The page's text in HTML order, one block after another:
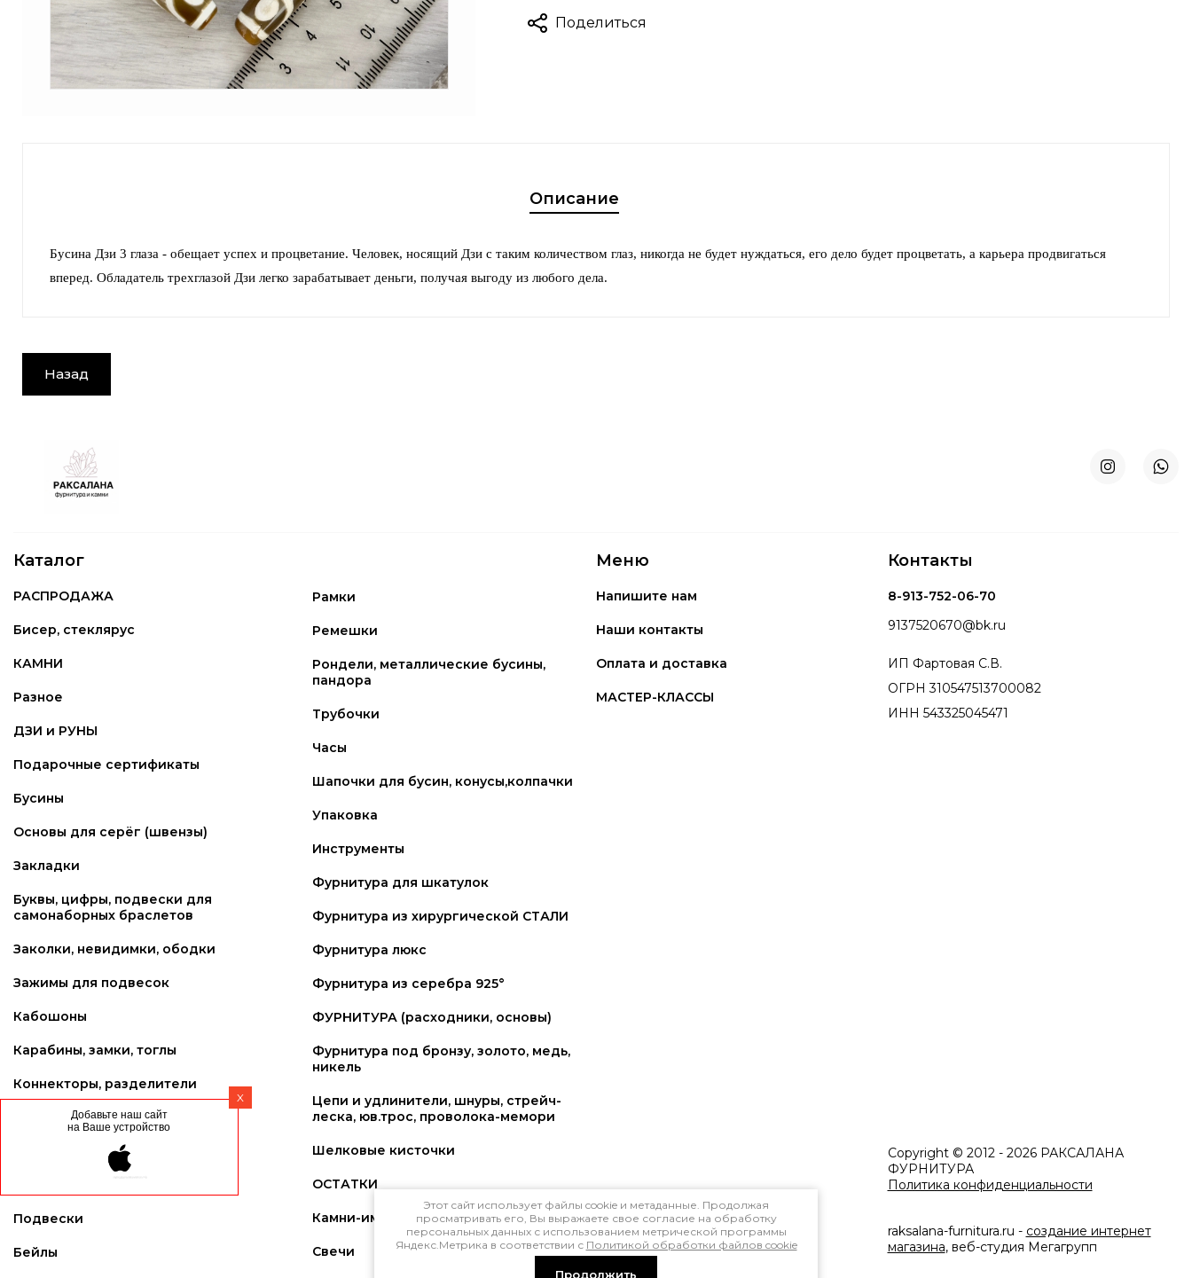
Поделиться
Описание
Бусина Дзи 3 глаза - обещает успех и процветание. Человек, носящий Дзи с таким количеством глаз, никогда не будет нуждаться, его дело будет процветать, а карьера продвигаться
вперед. Обладатель трехглазой Дзи легко зарабатывает деньги, получая выгоду из любого дела.
Назад
Каталог
РАСПРОДАЖА
Бисер, стеклярус
КАМНИ
Разное
ДЗИ и РУНЫ
Подарочные сертификаты
Бусины
Основы для серёг (швензы)
Закладки
Буквы, цифры, подвески для
самонаборных браслетов
Заколки, невидимки, ободки
Зажимы для подвесок
Кабошоны
Карабины, замки, тоглы
Коннекторы, разделители
Ленты. Кружево
Основы для брелков
Подвески
Бейлы
Рамки
Ремешки
Рондели, металлические бусины,
пандора
Трубочки
Часы
Шапочки для бусин, конусы,колпачки
Упаковка
Инструменты
Фурнитура для шкатулок
Фурнитура из хирургической СТАЛИ
Фурнитура люкс
Фурнитура из серебра 925°
ФУРНИТУРА (расходники, основы)
Фурнитура под бронзу, золото, медь,
никель
Цепи и удлинители, шнуры, стрейч-
леска, юв.трос, проволока-мемори
Шелковые кисточки
ОСТАТКИ
Камни-имитация (синтетические)
Свечи
Меню
Напишите нам
Наши контакты
Оплата и доставка
МАСТЕР-КЛАССЫ
Контакты
8-913-752-06-70
9137520670@bk.ru
ИП Фартовая С.В.
ОГРН 310547513700082
ИНН 543325045471
Copyright © 2012 - 2026 РАКСАЛАНА
ФУРНИТУРА
Политика конфиденциальности
Этот сайт использует файлы cookie и метаданные. Продолжая
просматривать его, Вы выражаете свое согласие на обработку
персональных данных с использованием метрической программы
Яндекс.Метрика в соответствии с Политикой обработки файлов cookie
Продолжить
raksalana-furnitura.ru - создание интернет
магазина, веб-студия Мегагрупп
X
Добавьте наш сайт
на Ваше устройство